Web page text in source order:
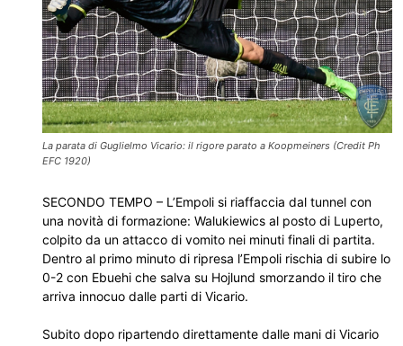
La parata di Guglielmo Vicario: il rigore parato a Koopmeiners (Credit Ph
EFC 1920)
SECONDO TEMPO – L’Empoli si riaffaccia dal tunnel con
una novità di formazione: Walukiewics al posto di Luperto,
colpito da un attacco di vomito nei minuti finali di partita.
Dentro al primo minuto di ripresa l’Empoli rischia di subire lo
0-2 con Ebuehi che salva su Hojlund smorzando il tiro che
arriva innocuo dalle parti di Vicario.
Subito dopo ripartendo direttamente dalle mani di Vicario